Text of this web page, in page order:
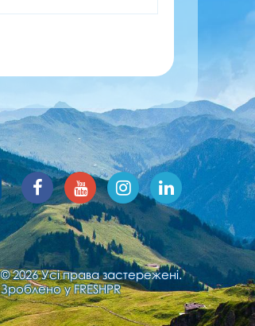
© 2026 Усі права застережені.
Зроблено уFRESHPR